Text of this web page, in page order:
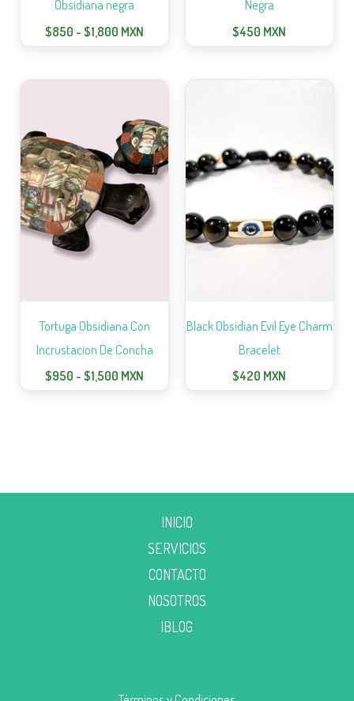
Obsidiana negra
$850 - $1,800 MXN
Negra
$450 MXN
Tortuga Obsidiana Con
Incrustacion De Concha
$950 - $1,500
precios:
desde
$950
hasta
$1,500
MXN
Black Obsidian Evil Eye Charm
Bracelet
$420 MXN
INICIO
SERVICIOS
CONTACTO
NOSOTROS
|BLOG